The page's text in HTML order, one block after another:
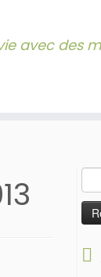
avec des